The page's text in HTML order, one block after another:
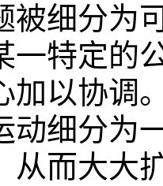
被细分为
一特定的
加以协调
动细分为
从而大大